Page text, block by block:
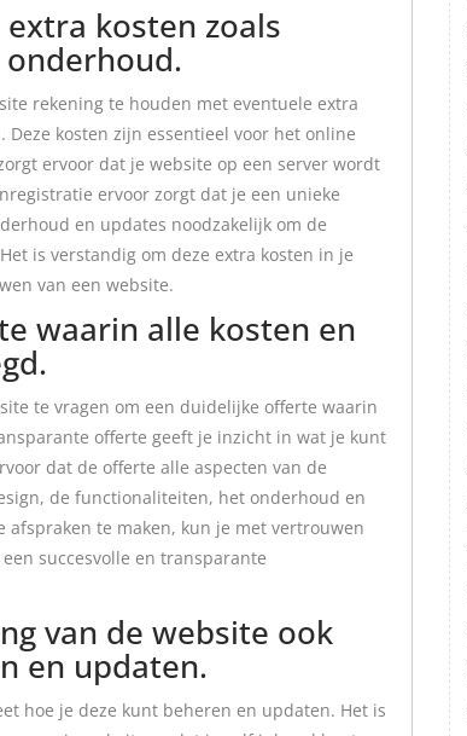
kosten zoals
rekening te houden met eventuele extra
kosten zijn essentieel voor het online
ervoor dat je website op een server wordt
ervoor zorgt dat je een unieke
en updates noodzakelijk om de
is verstandig om deze extra kosten in je
van een website.
waarin alle kosten en
te vragen om een duidelijke offerte waarin
offerte geeft je inzicht in wat je kunt
dat de offerte alle aspecten van de
de functionaliteiten, het onderhoud en
te maken, kun je met vertrouwen
succesvolle en transparante
van de website ook
en updaten.
hoe je deze kunt beheren en updaten. Het is